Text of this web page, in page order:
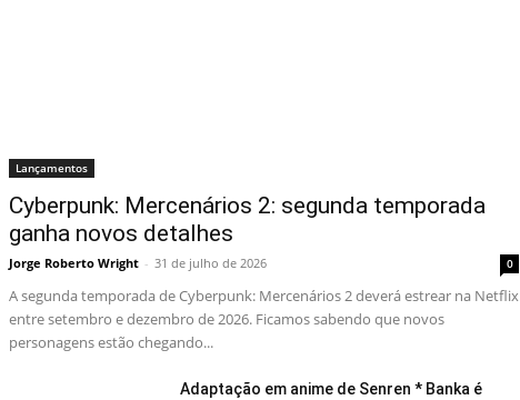
Lançamentos
Cyberpunk: Mercenários 2: segunda temporada
ganha novos detalhes
Jorge Roberto Wright - 31 de julho de 2026 0
A segunda temporada de Cyberpunk: Mercenários 2 deverá estrear na Netflix
entre setembro e dezembro de 2026. Ficamos sabendo que novos
personagens estão chegando...
Adaptação em anime de Senren * Banka é